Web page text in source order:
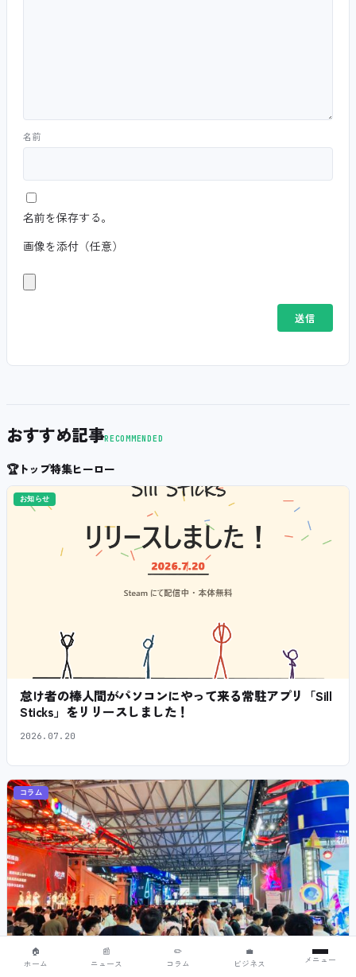
名前
名前を保存する。
画像を添付（任意）
おすすめ記事RECOMMENDED
🏆トップ特集ヒーロー
お知らせ
怠け者の棒人間がパソコンにやって来る常駐アプリ「Sill
Sticks」をリリースしました！
2026.07.20
コラム
🏠
ホーム
📰
ニュース
✏️
コラム
💼
ビジネス
メニュー